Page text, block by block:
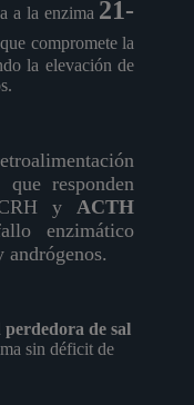
a la enzima 21-
compromete la
la elevación de
responden
CRH yACTH
enzimático
andrógenos.
perdedora de sal
sin déficit de